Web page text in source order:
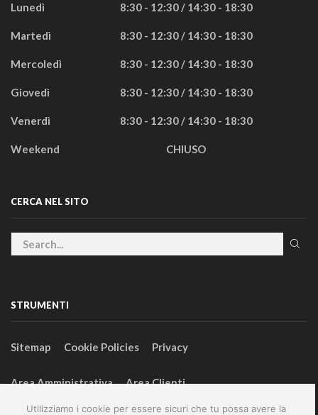
Utilizziamo i cookie per essere sicuri che tu possa avere la
Lunedì 8:30 - 12:30 / 14:30 - 18:30
Martedì 8:30 - 12:30 / 14:30 - 18:30
Mercoledì 8:30 - 12:30 / 14:30 - 18:30
Giovedì 8:30 - 12:30 / 14:30 - 18:30
Venerdì 8:30 - 12:30 / 14:30 - 18:30
Weekend CHIUSO
CERCA NEL SITO
STRUMENTI
Sitemap Cookie Policies Privacy
Area Amministrativa Area Clienti